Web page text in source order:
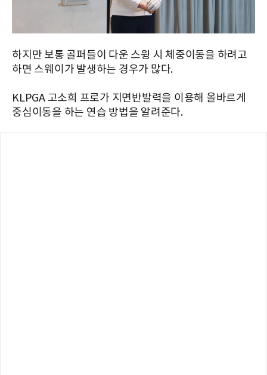
하지만 보통 골퍼들이 다운 스윙 시 체중이동을 하려고
하면 스웨이가 발생하는 경우가 많다.
KLPGA 고소희 프로가 지면반발력을 이용해 올바르게
중심이동을 하는 연습 방법을 알려준다.